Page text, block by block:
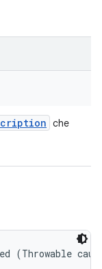
che
(Throwable